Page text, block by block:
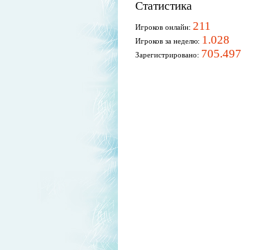
Статистика
Игроков онлайн: 211
Игроков за неделю: 1.028
Зарегистрировано: 705.497